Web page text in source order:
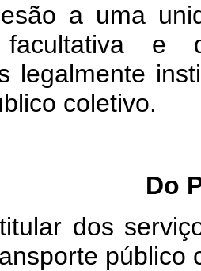
a uma
e
legalmente
coletivo.
Do
dos
público